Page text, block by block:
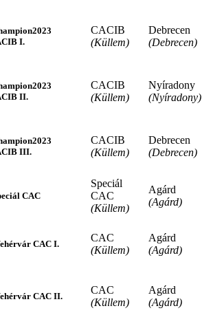
2023
I.
CACIB
(Küllem)
Debrecen
(Debrecen)
2023
II.
CACIB
(Küllem)
Nyíradony
(Nyíradony)
2023
III.
CACIB
(Küllem)
Debrecen
(Debrecen)
CAC
Speciál
CAC
(Küllem)
Agárd
(Agárd)
CAC I.
CAC
(Küllem)
Agárd
(Agárd)
CAC II.
CAC
(Küllem)
Agárd
(Agárd)